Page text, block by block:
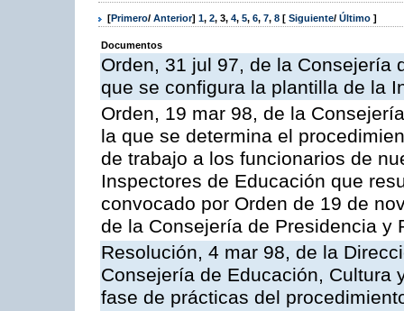
[Primero/ Anterior] 1, 2, 3, 4, 5, 6, 7, 8 [ Siguiente/ Último ]
Documentos
Orden, 31 jul 97, de la Consejería
que se configura la plantilla de la
Orden, 19 mar 98, de la
la que se determina el
de trabajo a los funcionarios de
Inspectores de Educación que
convocado por Orden de 19 de
de la Consejería de Presidencia y
Resolución, 4 mar 98, de la
Consejería de Educación, Cultura
fase de prácticas del